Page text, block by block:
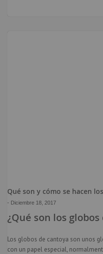
Qué son y cómo se hacen
- Diciembre 18, 2017
¿Qué son los
Los globos de cantoya son unos
con un papel especial,